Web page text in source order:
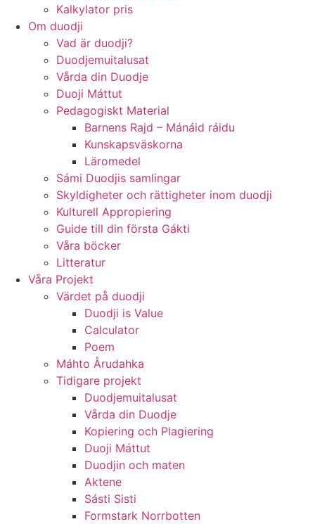
Kalkylator pris
Om duodji
Vad är duodji?
Duodjemuitalusat
Vårda din Duodje
Duoji Máttut
Pedagogiskt Material
Barnens Rajd – Mánáid ráidu
Kunskapsväskorna
Läromedel
Sámi Duodjis samlingar
Skyldigheter och rättigheter inom duodji
Kulturell Appropiering
Guide till din första Gákti
Våra böcker
Litteratur
Våra Projekt
Värdet på duodji​
Duodji is Value
Calculator
Poem
Máhto Årudahka
Tidigare projekt
Duodjemuitalusat
Vårda din Duodje
Kopiering och Plagiering
Duoji Máttut
Duodjin och maten
Aktene
Sásti Sisti
Formstark Norrbotten